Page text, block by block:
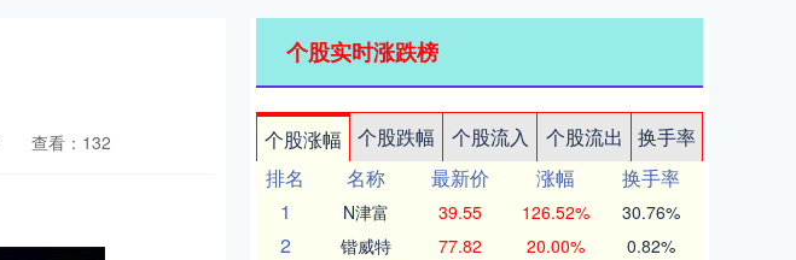
查看：132
个股实时涨跌榜
个股涨幅 个股跌幅 个股流入 个股流出
换手率
排名
名称 最新价 涨幅
换手率
1
N津富 39.55 126.52% 30.76%
2 锴威特 77.82 20.00% 0.82%